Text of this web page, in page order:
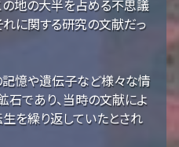
の地の大半を占める不思議
れに関する研究の文献だっ
記憶や遺伝子など様々な情
であり、当時の文献によ
を繰り返していたとされ